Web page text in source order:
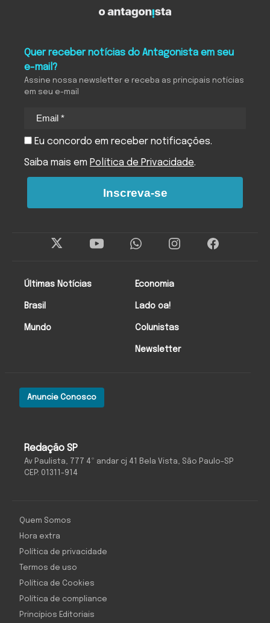
Redação SP
Av Paulista, 777 4º andar cj 41 Bela Vista, São Paulo-SP
CEP: 01311-914
Anuncie Conosco
Últimas Notícias
Brasil
Mundo
Economia
Lado oa!
Colunistas
Newsletter
Quer receber notícias do Antagonista em seu
e-mail?
Assine nossa newsletter e receba as principais notícias
em seu e-mail
Eu concordo em receber notificações.
Saiba mais em Política de Privacidade.
Inscreva-se
Quem Somos
Hora extra
Política de privacidade
Termos de uso
Política de Cookies
Política de compliance
Princípios Editoriais